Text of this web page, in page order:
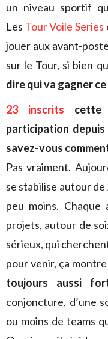
un niveau sportif
Les Tour Voile Series
jouer aux avant-
sur le Tour, si bien
dire qui va gagner
23 inscrits cette
participation depuis
savez-vous
Pas vraiment.
se stabilise autour
peu moins.
projets, autour de
sérieux, qui
pour venir, ça
toujours aussi
conjoncture, d’une
ou moins de teams